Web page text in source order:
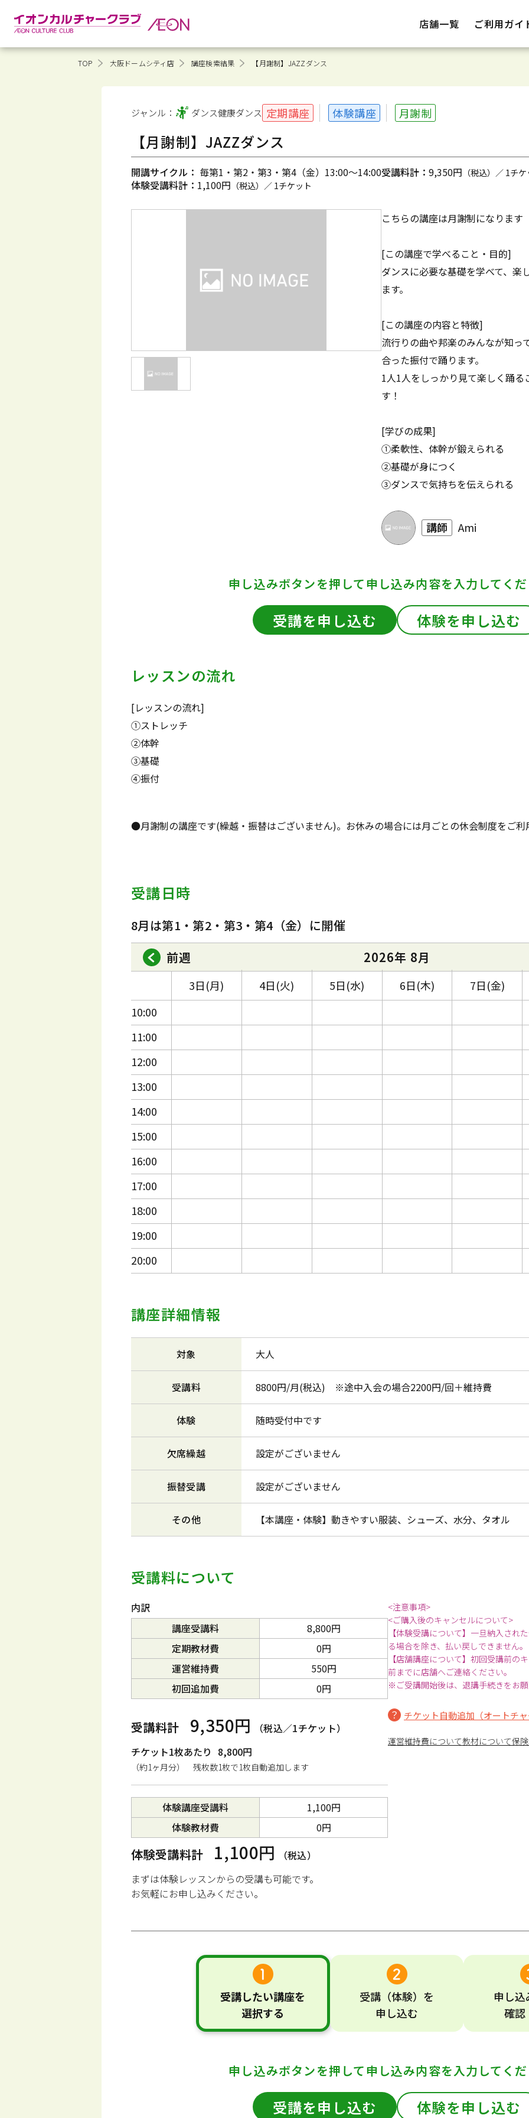
店舗一覧 ご利用ガイ
TOP 大阪ドームシティ店 講座検索結果 【月謝制】JAZZダンス
ジャンル： ダンス健康ダンス 定期講座 体験講座 月謝制
【月謝制】JAZZダンス
開講サイクル： 毎第1・第2・第3・第4（金）13:00～14:00受講料計： 9,350円 （税込）／ 1チ
体験受講料計： 1,100円 （税込）／ 1チケット
こちらの講座は月謝制になります
[この講座で学べること・目的]
ダンスに必要な基礎を学べて、楽
ます。
[この講座の内容と特徴]
流行りの曲や邦楽のみんなが知っ
合った振付で踊ります。
1人1人をしっかり見て楽しく踊
す！
[学びの成果]
①柔軟性、体幹が鍛えられる
②基礎が身につく
③ダンスで気持ちを伝えられる
講師 Ami
申し込みボタンを押して申し込み内容を入力してく
受講を申し込む 体験を申し込む
レッスンの流れ
[レッスンの流れ]
①ストレッチ
②体幹
③基礎
④振付
●月謝制の講座です(繰越・振替はございません)。お休みの場合には月ごとの休会制度をご利
受講日時
8月は第1・第2・第3・第4（金）に開催
前週
2026年 8月
10:00
11:00
12:00
13:00
14:00
15:00
16:00
17:00
18:00
19:00
20:00
3日(月) 4日(火) 5日(水) 6日(木) 7日(金)
講座詳細情報
対象 大人
受講料 8800円/月(税込) ※途中入会の場合2200円/回＋維持費
体験 随時受付中です
欠席繰越 設定がございません
振替受講 設定がございません
その他 【本講座・体験】動きやすい服装、シューズ、水分、タオル
受講料について
内訳
講座受講料
8,800円
定期教材費
0円
運営維持費
550円
初回追加費
0円
受講料計 9,350円
（税込／1チケット）
チケット1枚あたり 8,800円
（約1ヶ月分） 残枚数1枚で1枚自動追加します
体験講座受講料
1,100円
体験教材費
0円
体験受講料計 1,100円
（税込）
まずは体験レッスンからの受講も可能です。
お気軽にお申し込みください。
<注意事項>
<ご購入後のキャンセルについて>
【体験受講について】一旦納入され
る場合を除き、払い戻しできません。
【店舗講座について】初回受講前の
前までに店舗へご連絡ください。
※ご受講開始後は、退講手続きをお
チケット自動追加（オートチ
運営維持費について教材について保
受講したい講座を
選択する
受講 （体験） を
申し込む
申し込
確認
申し込みボタンを押して申し込み内容を入力してく
受講を申し込む 体験を申し込む